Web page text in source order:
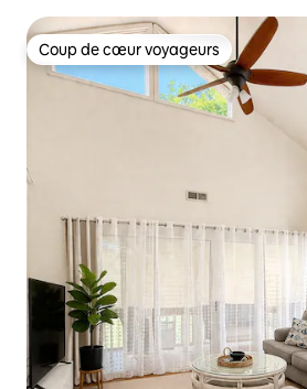
Coup de cœur voyageurs
Coup de cœur voyageurs